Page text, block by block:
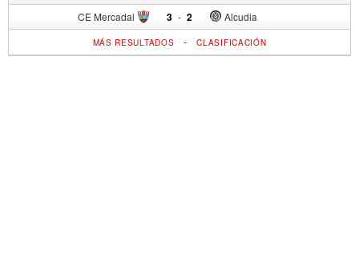
CE Mercadal 3 - Alcudia
2
MÁS RESULTADOS -CLASIFICACIÓN